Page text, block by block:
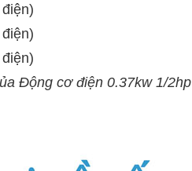
Động cơ điện 0.37kw 1/2hp